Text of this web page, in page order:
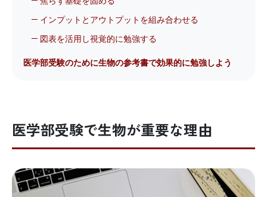
インプットとアウトプットを組み合わせる
図表を活用し視覚的に勉強する
医学部受験のために生物の参考書で効果的に勉強しよう
医学部受験で生物が重要な理由